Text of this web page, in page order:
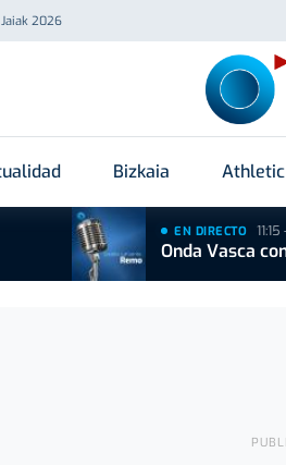
Jaiak 2026
Bizkaia Athletic
EN DIRECTO
Onda Vasca